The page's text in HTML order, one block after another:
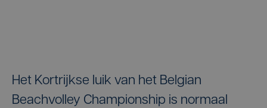
Het Kortrijkse luik van het Belgian
Beachvolley Championship is normaal